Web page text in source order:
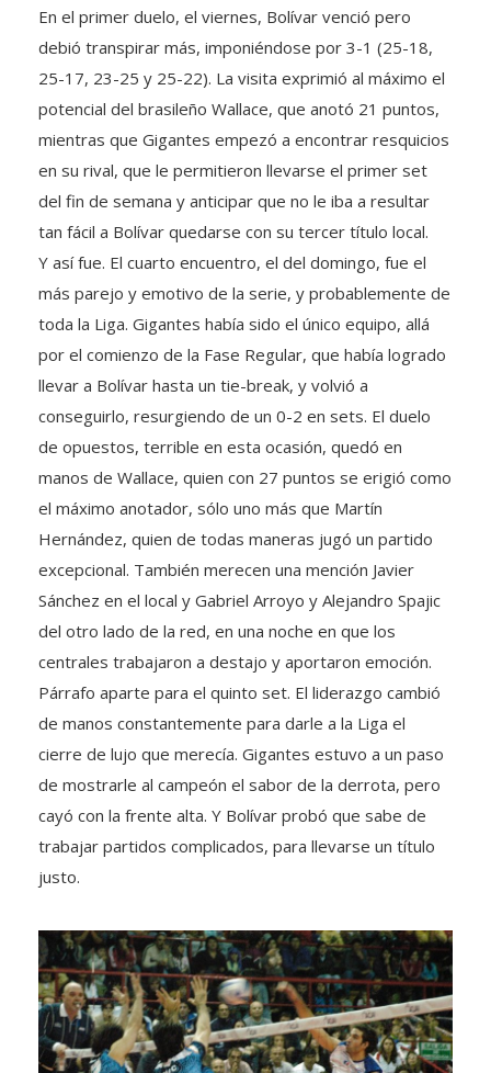
En el primer duelo, el viernes, Bolívar venció pero
debió transpirar más, imponiéndose por 3-1 (25-18,
25-17, 23-25 y 25-22). La visita exprimió al máximo el
potencial del brasileño Wallace, que anotó 21 puntos,
mientras que Gigantes empezó a encontrar resquicios
en su rival, que le permitieron llevarse el primer set
del fin de semana y anticipar que no le iba a resultar
tan fácil a Bolívar quedarse con su tercer título local.
Y así fue. El cuarto encuentro, el del domingo, fue el
más parejo y emotivo de la serie, y probablemente de
toda la Liga. Gigantes había sido el único equipo, allá
por el comienzo de la Fase Regular, que había logrado
llevar a Bolívar hasta un tie-break, y volvió a
conseguirlo, resurgiendo de un 0-2 en sets. El duelo
de opuestos, terrible en esta ocasión, quedó en
manos de Wallace, quien con 27 puntos se erigió como
el máximo anotador, sólo uno más que Martín
Hernández, quien de todas maneras jugó un partido
excepcional. También merecen una mención Javier
Sánchez en el local y Gabriel Arroyo y Alejandro Spajic
del otro lado de la red, en una noche en que los
centrales trabajaron a destajo y aportaron emoción.
Párrafo aparte para el quinto set. El liderazgo cambió
de manos constantemente para darle a la Liga el
cierre de lujo que merecía. Gigantes estuvo a un paso
de mostrarle al campeón el sabor de la derrota, pero
cayó con la frente alta. Y Bolívar probó que sabe de
trabajar partidos complicados, para llevarse un título
justo.